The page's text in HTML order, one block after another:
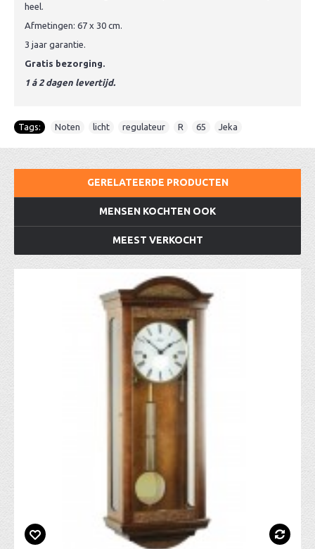
heel.
Afmetingen: 67 x 30 cm.
3 jaar garantie.
Gratis bezorging.
1 á 2 dagen levertijd.
Tags: Noten licht regulateur R 65 Jeka
GERELATEERDE PRODUCTEN
MENSEN KOCHTEN OOK
MEEST VERKOCHT